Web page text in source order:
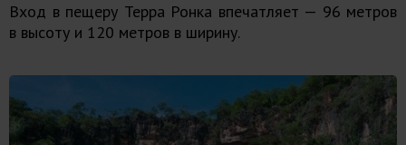
Вход в пещеру Терра Ронка впечатляет — 96 метров
в высоту и 120 метров в ширину.